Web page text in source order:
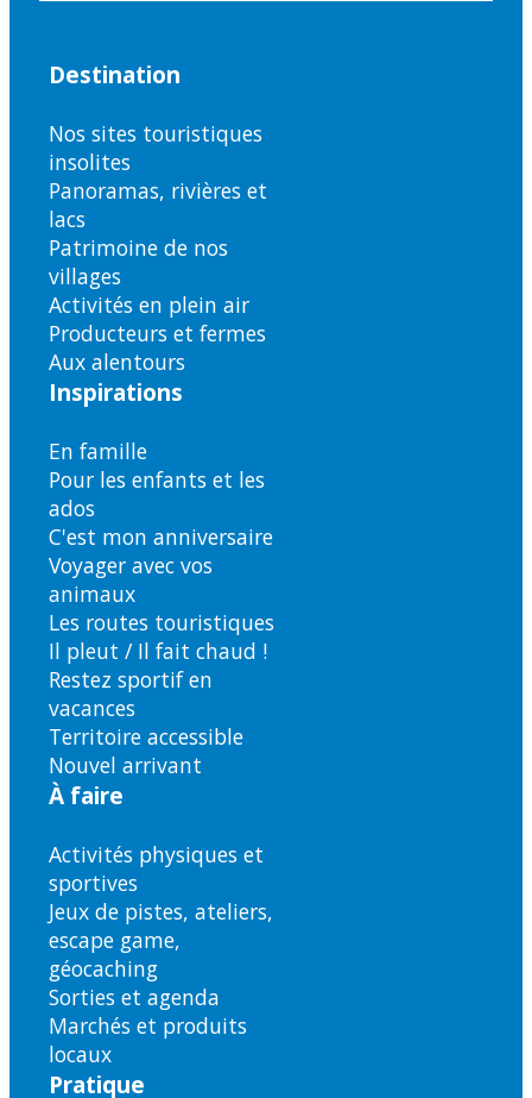
Destination
Nos sites touristiques
insolites
Panoramas, rivières et
lacs
Patrimoine de nos
villages
Activités en plein air
Producteurs et fermes
Aux alentours
Inspirations
En famille
Pour les enfants et les
ados
C'est mon anniversaire
Voyager avec vos
animaux
Les routes touristiques
Il pleut / Il fait chaud !
Restez sportif en
vacances
Territoire accessible
Nouvel arrivant
À faire
Activités physiques et
sportives
Jeux de pistes, ateliers,
escape game,
géocaching
Sorties et agenda
Marchés et produits
locaux
Pratique